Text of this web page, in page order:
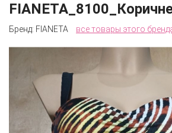
Бренд: FIANETA все товары этого